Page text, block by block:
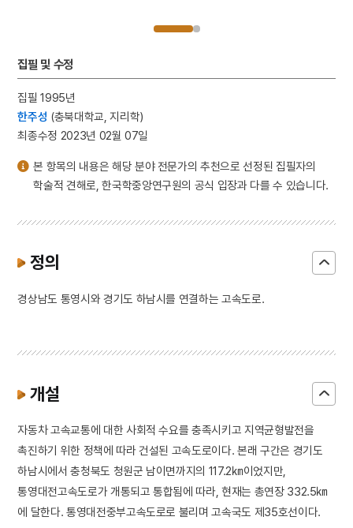
집필 및 수정
집필 1995년
한주성 (충북대학교, 지리학)
최종수정 2023년 02월 07일
본 항목의 내용은 해당 분야 전문가의 추천으로 선정된 집필자의
학술적 견해로, 한국학중앙연구원의 공식 입장과 다를 수 있습니다.
정의
경상남도 통영시와 경기도 하남시를 연결하는 고속도로.
개설
자동차 고속교통에 대한 사회적 수요를 충족시키고 지역균형발전을
촉진하기 위한 정책에 따라 건설된 고속도로이다. 본래 구간은 경기도
하남시에서 충청북도 청원군 남이면까지의 117.2㎞이었지만,
통영대전고속도로가 개통되고 통합됨에 따라, 현재는 총연장 332.5㎞
에 달한다. 통영대전중부고속도로로 불리며 고속국도 제35호선이다.